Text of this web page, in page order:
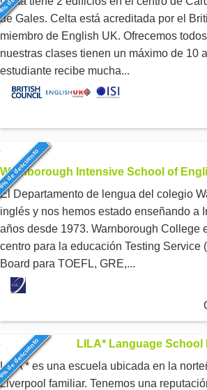
de Gales. Celta está acreditada por el
miembro de English UK. Ofrecemos
nuestras clases tienen un máximo de 10
estudiante recibe mucha...
descuento
Warnborough Intensive School of
El Departamento de lengua del colegio
inglés y nos hemos estado enseñando a
años desde 1973. Warnborough College
centro para la educación Testing Service
Board para TOEFL, GRE,...
descuento
LILA* Language School
LILA * es una escuela ubicada en la
Liverpool familiar. Tenemos una